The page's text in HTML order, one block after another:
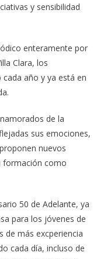
y sensibilidad
enteramente por
Clara, los
año y ya está en
de la
sus emociones,
nuevos
formación como
50 de Adelante, ya
para los jóvenes de
de más excperiencia
cada día, incluso de